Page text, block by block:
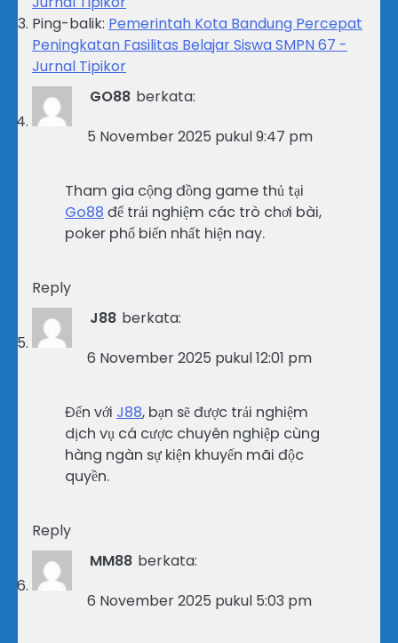
Ping-balik: Pemerintah Kota Bandung Percepat
Peningkatan Fasilitas Belajar Siswa SMPN 67 -
Jurnal Tipikor
GO88 berkata:
5 November 2025 pukul 9:47 pm
Tham gia cộng đồng game thủ tại
Go88 để trải nghiệm các trò chơi bài,
poker phổ biến nhất hiện nay.
Reply
J88 berkata:
6 November 2025 pukul 12:01 pm
Đến với J88, bạn sẽ được trải nghiệm
dịch vụ cá cược chuyên nghiệp cùng
hàng ngàn sự kiện khuyến mãi độc
quyền.
Reply
MM88 berkata:
6 November 2025 pukul 5:03 pm